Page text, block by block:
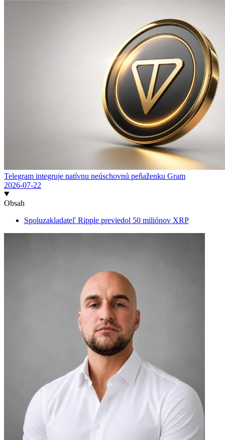
Telegram integruje natívnu neúschovnú peňaženku Gram
2026-07-22
Obsah
Spoluzakladateľ Ripple previedol 50 miliónov XRP